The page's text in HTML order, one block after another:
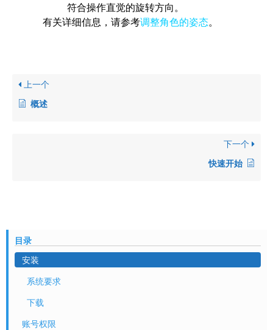
符合操作直觉的旋转方向。
有关详细信息，请参考调整角色的姿态。
上一个
概述
下一个
快速开始
目录
安装
系统要求
下载
账号权限